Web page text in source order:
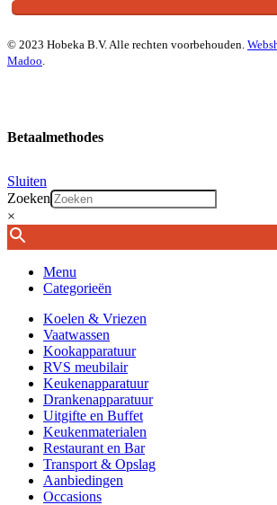
© 2023 Hobeka B.V. Alle rechten voorbehouden.
Madoo.
Betaalmethodes
Sluiten
Zoeken
×
Menu
Categorieën
Koelen & Vriezen
Vaatwassen
Kookapparatuur
RVS meubilair
Keukenapparatuur
Drankenapparatuur
Uitgifte en Buffet
Keukenmaterialen
Restaurant en Bar
Transport & Opslag
Aanbiedingen
Occasions